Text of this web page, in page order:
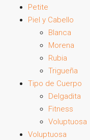
Petite
Piel y Cabello
Blanca
Morena
Rubia
Trigueña
Tipo de Cuerpo
Delgadita
Fitness
Voluptuosa
Voluptuosa